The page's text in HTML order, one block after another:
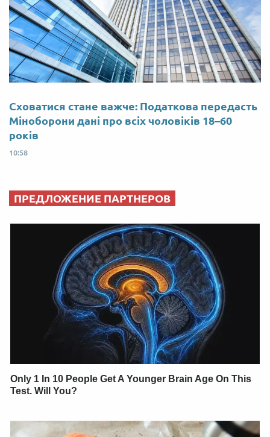
Сховатися стане важче: Податкова передасть
Міноборони дані про всіх чоловіків 18–60
років
10:58
ПРЕДЛОЖЕНИЕ ПАРТНЕРОВ
Only 1 In 10 People Get A Younger Brain Age On This
Test. Will You?